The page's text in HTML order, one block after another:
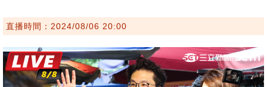
直播時間：2024/08/06 20:00